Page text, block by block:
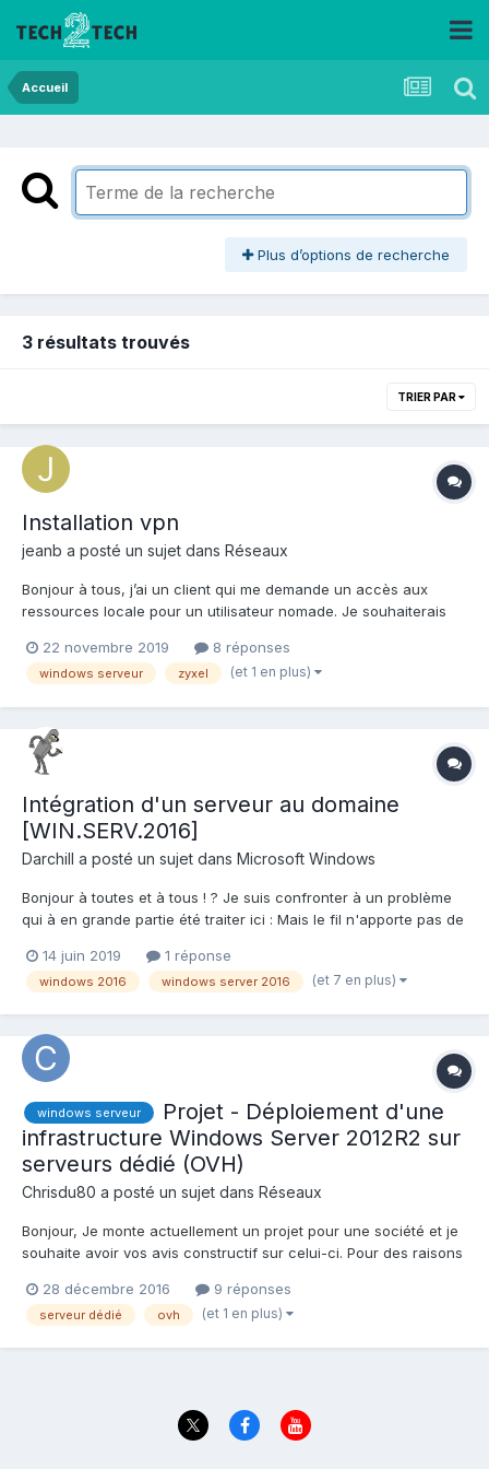
Accueil
Plus d’options de recherche
3 résultats trouvés
TRIER PAR
Installation vpn
jeanb a posté un sujet dans Réseaux
Bonjour à tous, j’ai un client qui me demande un accès aux
ressources locale pour un utilisateur nomade. Je souhaiterais
mais la configuration est différente. L’entreprise dispose d’une
connexion fibre Orange buisness, d’un pare-fe...
22 novembre 2019 8 réponses
windows serveur zyxel (et 1 en plus)
Intégration d'un serveur au domaine
[WIN.SERV.2016]
Darchill a posté un sujet dans Microsoft Windows
Bonjour à toutes et à tous ! ? Je suis confronter à un problème
qui à en grande partie été traiter ici : Mais le fil n'apporte pas de
j'ai une architecture (plutôt simple) simulé sous gns3 dont voici
le schéma et l...
14 juin 2019 1 réponse
windows 2016 windows server 2016 (et 7 en plus)
windows serveur
Projet - Déploiement d'une
infrastructure Windows Server 2012R2 sur
serveurs dédié (OVH)
Chrisdu80 a posté un sujet dans Réseaux
Bonjour, Je monte actuellement un projet pour une société et je
souhaite avoir vos avis constructif sur celui-ci. Pour des raisons
serveur est un serveur dédié sur lequel j'aurai un Active
directory (monAD.com) sur Windows 2...
28 décembre 2016 9 réponses
serveur dédié ovh (et 1 en plus)